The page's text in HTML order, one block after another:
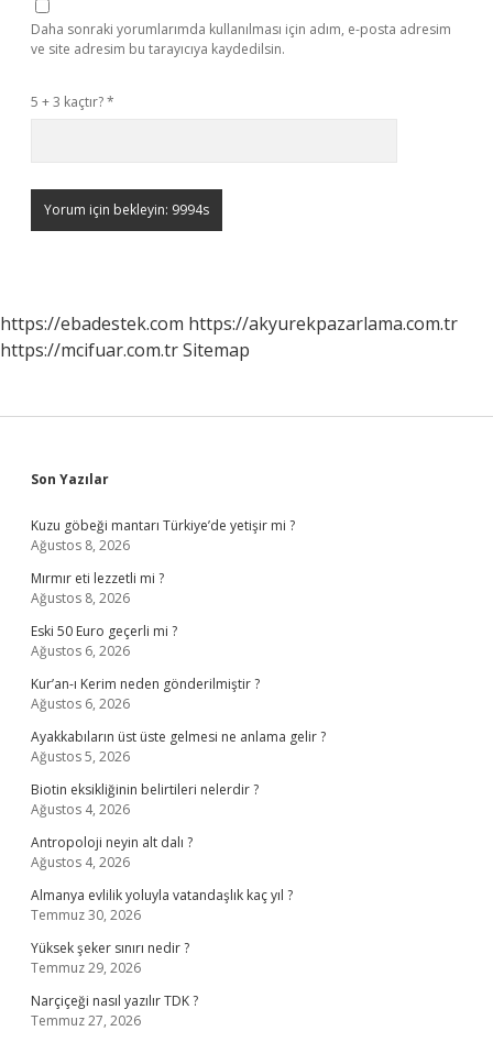
Daha sonraki yorumlarımda kullanılması için adım, e-posta adresim
ve site adresim bu tarayıcıya kaydedilsin.
5 + 3 kaçtır?*
https://ebadestek.com https://akyurekpazarlama.com.tr
https://mcifuar.com.trSitemap
Sidebar
Son Yazılar
Kuzu göbeği mantarı Türkiye’de yetişir mi ?
Ağustos 8, 2026
Mırmır eti lezzetli mi ?
Ağustos 8, 2026
Eski 50 Euro geçerli mi ?
Ağustos 6, 2026
Kur’an-ı Kerim neden gönderilmiştir ?
Ağustos 6, 2026
Ayakkabıların üst üste gelmesi ne anlama gelir ?
Ağustos 5, 2026
Biotin eksikliğinin belirtileri nelerdir ?
Ağustos 4, 2026
Antropoloji neyin alt dalı ?
Ağustos 4, 2026
Almanya evlilik yoluyla vatandaşlık kaç yıl ?
Temmuz 30, 2026
Yüksek şeker sınırı nedir ?
Temmuz 29, 2026
Narçiçeği nasıl yazılır TDK ?
Temmuz 27, 2026